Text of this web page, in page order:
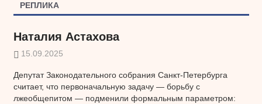
записям
РЕПЛИКА
Наталия Астахова
15.09.2025
Депутат Законодательного собрания Санкт-Петербурга
считает, что первоначальную задачу — борьбу с
лжеобщепитом — подменили формальным параметром: